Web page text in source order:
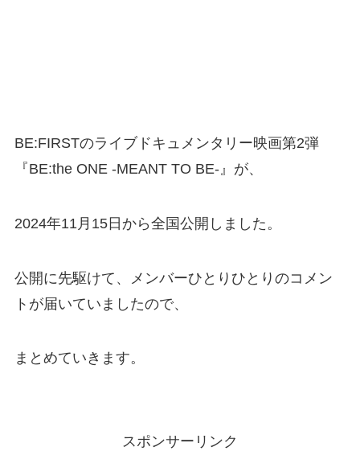
BE:FIRSTのライブドキュメンタリー映画第2弾
『BE:the ONE -MEANT TO BE-』が、
2024年11月15日から全国公開しました。
公開に先駆けて、メンバーひとりひとりのコメン
トが届いていましたので、
まとめていきます。
スポンサーリンク